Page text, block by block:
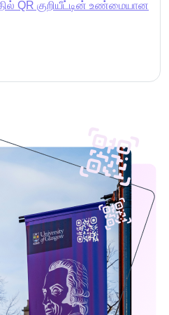
QR குறியீட்டின் உண்மையான